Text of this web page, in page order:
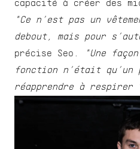
"Ce n’est pas un
debout, mais pour
précise Seo.
"Une
fonction n’était qu’un
réapprendre à respirer